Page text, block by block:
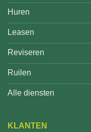
Huren
Leasen
Reviseren
Ruilen
Alle diensten
KLANTEN